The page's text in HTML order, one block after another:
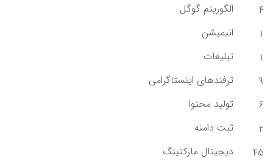
4
الگوریتم گوگل
1
انیمیشن
1
تبلیغات
9
ترفندهای اینستاگرامی
6
تولید محتوا
2
ثبت دامنه
45
دیجیتال مارکتینگ